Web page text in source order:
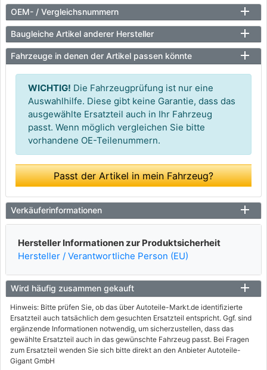
OEM- / Vergleichsnummern
Baugleiche Artikel anderer Hersteller
Fahrzeuge in denen der Artikel passen könnte
WICHTIG! Die Fahrzeugprüfung ist nur eine
Auswahlhilfe. Diese gibt keine Garantie, dass das
ausgewählte Ersatzteil auch in Ihr Fahrzeug
passt. Wenn möglich vergleichen Sie bitte
vorhandene OE-Teilenummern.
Passt der Artikel in mein Fahrzeug?
Verkäuferinformationen
Hersteller Informationen zur Produktsicherheit
Hersteller / Verantwortliche Person (EU)
Wird häufig zusammen gekauft
Hinweis: Bitte prüfen Sie, ob das über Autoteile-Markt.de identifizierte
Ersatzteil auch tatsächlich dem gesuchten Ersatzteil entspricht. Ggf. sind
ergänzende Informationen notwendig, um sicherzustellen, dass das
gewählte Ersatzteil auch in das gewünschte Fahrzeug passt. Bei Fragen
zum Ersatzteil wenden Sie sich bitte direkt an den Anbieter Autoteile-
Gigant GmbH